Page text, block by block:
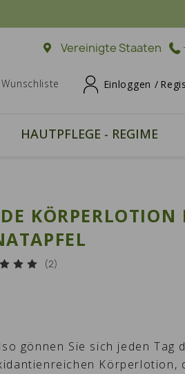
Vereinigte Staaten
Einloggen /
HAUTPFLEGE - REGIME
KÖRPERLOTION
(2)
gönnen Sie sich jeden Tag
Körperlotion,